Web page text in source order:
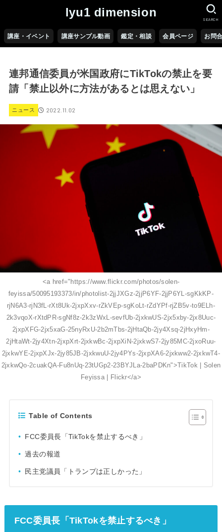
lyu1 dimension
講座・イベント 講座サンプル動画 鑑定・相談 会員ページ お問
SEARCH
連邦通信委員が米国政府にTikTokの禁止を要
請「禁止以外に方法があるとは思えない」
ニュース 2022.11.02
<a href="https://www.flickr.com/photos/solen-
feyissa/50095193373/in/photolist-2jjJXGz-2jjP6YF-2jjP6YL-sgKkKP-
rjN6A3-rjN3fL-rXt8Uk-2jxpXxv-rZkVEp-sgKoLt-rZdYPf-rjZB5v-to9ELh-
2k3vqoX-rXtdPR-sgNf8z-2k3zWxL-sevfUb-2jxkwUS-2jx5xby-2jx8Uuc-
2jxpXFG-2jx5xaG-25nyRxU-2b2mTbs-2jHtaQb-2jy4Xsq-2jHxyHm-
2jHtaWt-2jy4Xtn-2jxpXrt-2jxkwBc-2jxpXiN-2jxkwS7-2jy85MC-2jxoRuu-
2jxkwYE-2jxpXJx-2jy85JB-2jxkwuU-2jy4PYs-2jxpXA6-2jxkww2-2jxkwT4-
2jxkwQo-2cuakQA-Fu8nUq-23tUGp2-23BYJLa-2baPDKn">TikTok | Solen
Feyissa | Flickr</a>
Table of Contents
FCC委員長「TikTokを禁止するべき」
過去の報道
民主党議員「トランプは正しかった」
FCC委員長「TikTokを禁止するべき」